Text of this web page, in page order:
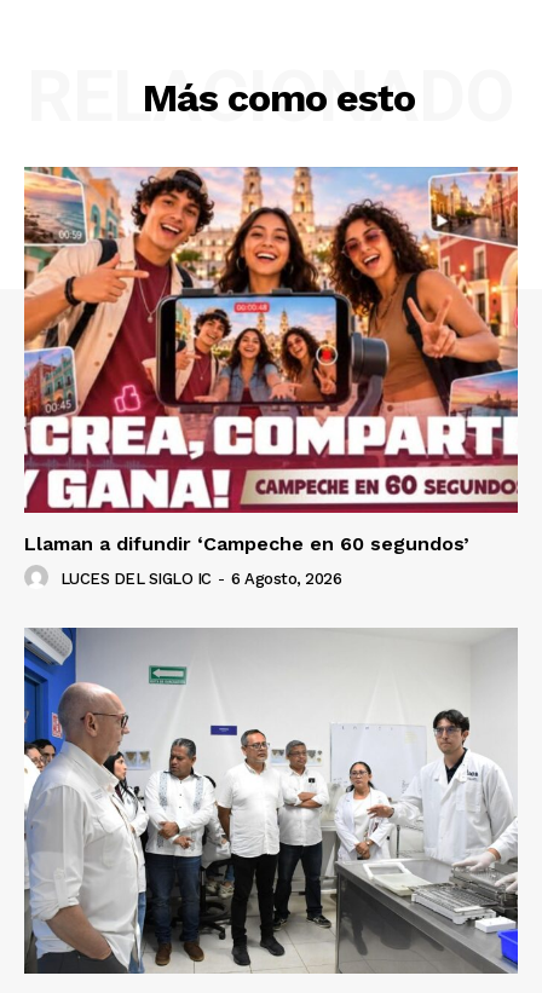
Más como esto
RELACIONADO
Llaman a difundir ‘Campeche en 60 segundos’
LUCES DEL SIGLO IC - 6 Agosto, 2026